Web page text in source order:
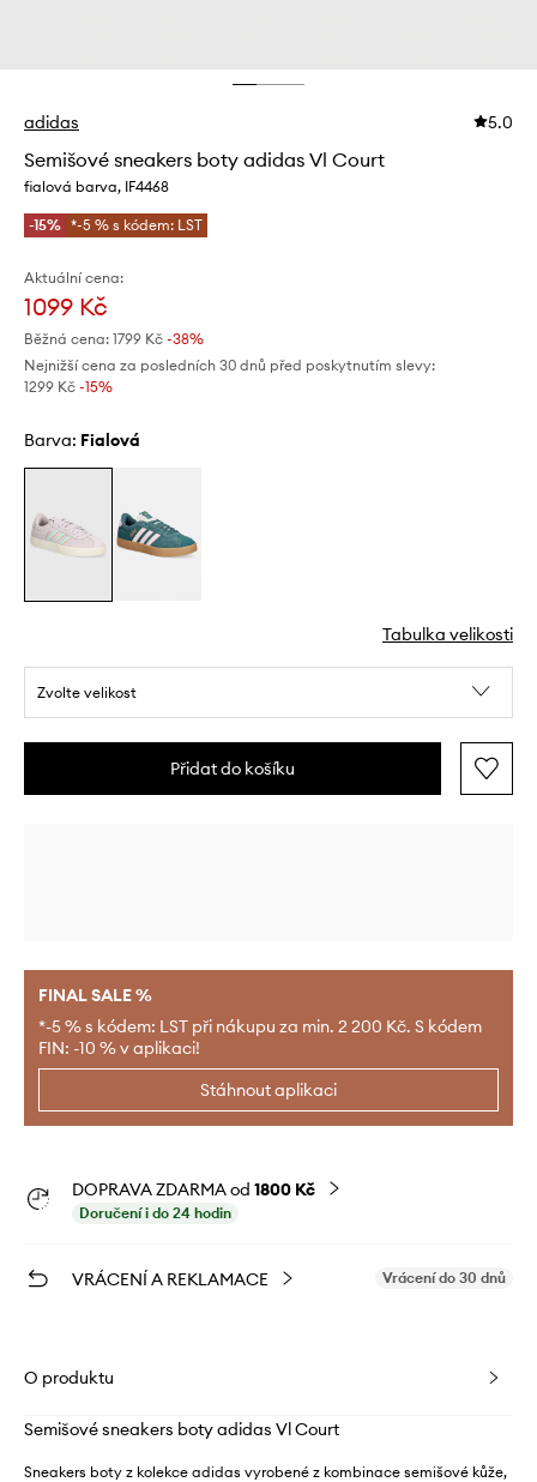
adidas 5.0
Semišové sneakers boty adidas Vl Court
fialová barva, IF4468
-15% *-5 % s kódem: LST
Aktuální cena:
1099 Kč
Běžná cena: 1799 Kč -38%
Nejnižší cena za posledních 30 dnů před poskytnutím slevy:
1299 Kč -15%
Barva: fialová
Tabulka velikosti
Zvolte velikost
Přidat do košíku
FINAL SALE %
*-5 % s kódem: LST při nákupu za min. 2 200 Kč. S kódem
FIN: -10 % v aplikaci!
Stáhnout aplikaci
DOPRAVA ZDARMA od 1800 Kč
Doručení i do 24 hodin
VRÁCENÍ A REKLAMACE Vrácení do 30 dnů
O produktu
Semišové sneakers boty adidas Vl Court
Sneakers boty z kolekce adidas vyrobené z kombinace semišové kůže,